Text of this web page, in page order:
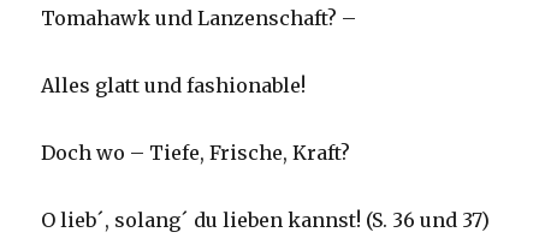
Tomahawk und Lanzenschaft? –
Alles glatt und fashionable!
Doch wo – Tiefe, Frische, Kraft?
O lieb´, solang´ du lieben kannst! (S. 36 und 37)